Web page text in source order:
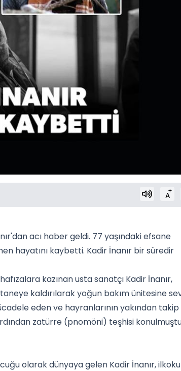
A+
acı haber geldi. 77 yaşındaki efsane
hayatını kaybetti. Kadir İnanır bir süredir
kazınan usta sanatçı Kadir İnanır,
kaldırılarak yoğun bakım ünitesine
eden ve hayranlarının yakından takip
zatürre (pnomöni) teşhisi
olarak dünyaya gelen Kadir İnanır,